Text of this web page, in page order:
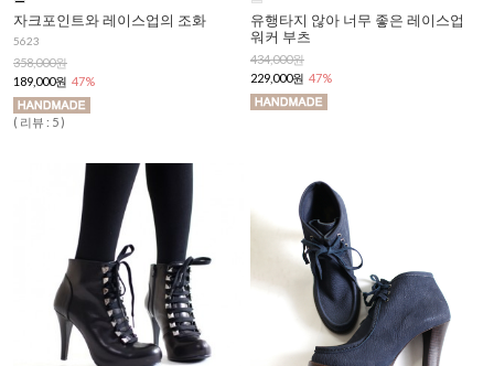
자크포인트와 레이스업의 조화
5623
358,000원
189,000원 47%
( 리뷰 : 5 )
유행타지 않아 너무 좋은 레이스업
워커 부츠
434,000원
229,000원 47%